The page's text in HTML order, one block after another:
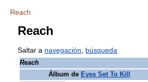
Reach
Reach
Saltar a navegación búsqueda
Reach
Álbum de Eyes Set To Kill